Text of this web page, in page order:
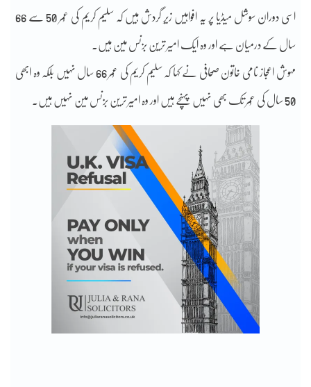
اسی دوران سوشل میڈیا پر یہ افواہیں زیرِ گردش ہیں کہ سلیم کریم کی عُمر 50 سے 66
سال کے درمیان ہے اور وہ ایک امیر ترین بزنس مین ہیں۔
مہوش اعجاز نامی خاتون صحافی نے کہا کہ سلیم کریم کی عُمر 66 سال نہیں بلکہ وہ ابھی
50 سال کی عُمر تک بھی نہیں پہنچے ہیں اور وہ امیر ترین بزنس مین نہیں ہیں۔